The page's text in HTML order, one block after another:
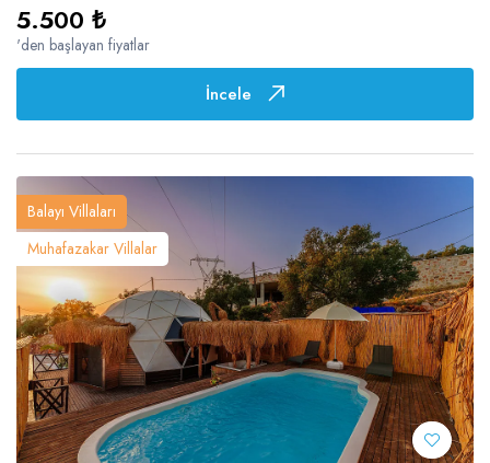
5.500 ₺
'den başlayan fiyatlar
İncele
Balayı Villaları
Muhafazakar Villalar